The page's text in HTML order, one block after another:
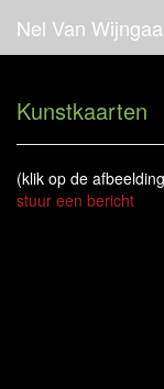
Kunstkaarten
(klik op de
stuur een bericht